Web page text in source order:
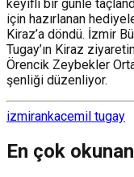
keyifli bir günle
için hazırlanan
Kiraz’a döndü. İzmir
Tugay’ın Kiraz
Örencik Zeybekler
şenliği düzenliyor.
izmirankacemil tugay
En çok